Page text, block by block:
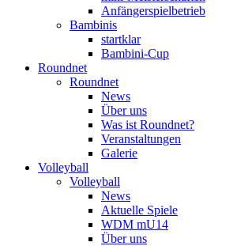
Anfängerspielbetrieb
Bambinis
startklar
Bambini-Cup
Roundnet
Roundnet
News
Über uns
Was ist Roundnet?
Veranstaltungen
Galerie
Volleyball
Volleyball
News
Aktuelle Spiele
WDM mU14
Über uns